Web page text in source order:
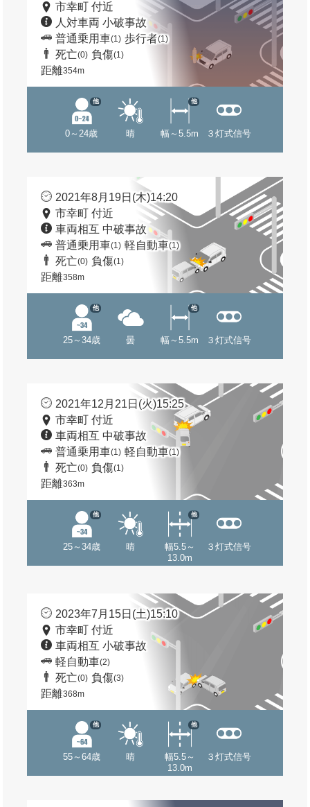
市幸町 付近
人対車両 小破事故
普通乗用車(1) 歩行者(1)
死亡(0) 負傷(1)
距離354m
0～24歳
他
晴 幅～5.5m
他
３灯式信号
2021年8月19日(木)14:20
市幸町 付近
車両相互 中破事故
普通乗用車(1) 軽自動車(1)
死亡(0) 負傷(1)
距離358m
25～34歳
他
曇 幅～5.5m
他
３灯式信号
2021年12月21日(火)15:25
市幸町 付近
車両相互 中破事故
普通乗用車(1) 軽自動車(1)
死亡(0) 負傷(1)
距離363m
25～34歳
他
晴
幅5.5～
13.0m
他
３灯式信号
2023年7月15日(土)15:10
市幸町 付近
車両相互 小破事故
軽自動車(2)
死亡(0) 負傷(3)
距離368m
55～64歳
他
晴
幅5.5～
13.0m
他
３灯式信号